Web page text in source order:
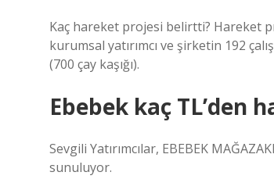
Kaç hareket projesi belirtti? Hareket
kurumsal yatırımcı ve şirketin 192
(700 çay kaşığı).
Ebebek kaç TL’den
Sevgili Yatırımcılar, EBEBEK
sunuluyor.